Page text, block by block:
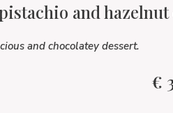
and
and chocolatey dessert.
€